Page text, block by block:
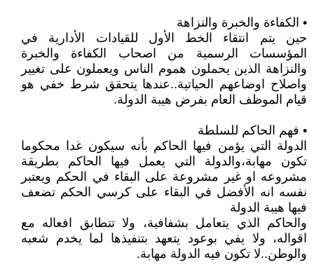
• الكفاءة والخبرة والنزاهة
حين يتم انتقاء الخط الأول للقيادات الأدارية في
المؤسسات الرسمية من اصحاب الكفاءة والخبرة
والنزاهة الذين يحملون هموم الناس ويعملون على تغيير
واصلاح اوضاعهم الحياتية..عندها يتحقق شرط خفي هو
قيام الموظف العام بفرض هيبة الدولة.
• فهم الحاكم للسلطة
الدولة التي يؤمن فيها الحاكم بأنه سيكون غدا محكوما
تكون مهابة،والدولة التي يعمل فيها الحاكم بطريقة
مشروعه او غير مشروعة على البقاء في الحكم ويعتبر
نفسه انه الأفضل في البقاء على كرسي الحكم تضعف
فيها هيبة الدولة
والحاكم الذي يتعامل بشفافية، ولا تتطابق افعاله مع
اقواله، ولا يفي بوعود يتعهد بتنفيذها لما يخدم شعبه
والوطن..لا تكون فيه الدولة مهابة.